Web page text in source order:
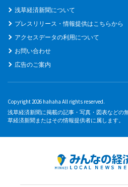
浅草経済新聞について
プレスリリース・情報提供はこちらから
アクセスデータの利用について
お問い合わせ
広告のご案内
Copyright 2026 hahaha All rights reserved.
浅草経済新聞に掲載の記事・写真・図表などの
草経済新聞またはその情報提供者に属します。